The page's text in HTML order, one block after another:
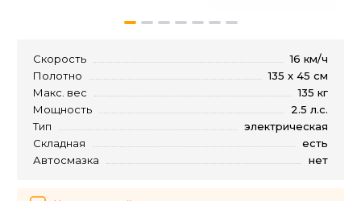
Скорость
16 км/ч
Полотно
135 х 45 см
Макс. вес
135 кг
Мощность
2.5 л.с.
Тип
электрическая
Складная
есть
Автосмазка
нет